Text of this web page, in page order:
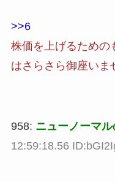
>>6
株価を上げるための
はさらさら御座いま
958: ニューノーマ
12:59:18.56